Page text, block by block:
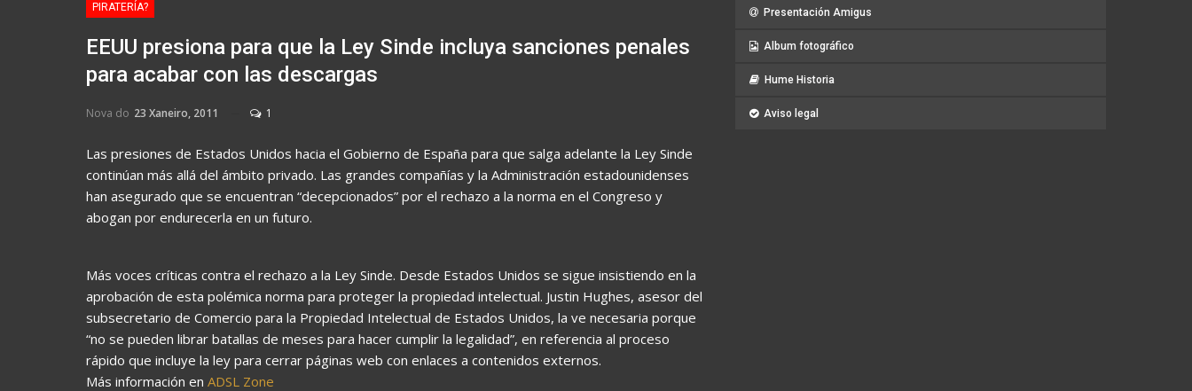
PIRATERÍA?
EEUU presiona para que la Ley Sinde incluya sanciones penales
para acabar con las descargas
Nova do 23 Xaneiro, 2011 1
Las presiones de Estados Unidos hacia el Gobierno de España para que salga adelante la Ley Sinde
continúan más allá del ámbito privado. Las grandes compañías y la Administración estadounidenses
han asegurado que se encuentran “decepcionados” por el rechazo a la norma en el Congreso y
abogan por endurecerla en un futuro.
Más voces críticas contra el rechazo a la Ley Sinde. Desde Estados Unidos se sigue insistiendo en la
aprobación de esta polémica norma para proteger la propiedad intelectual. Justin Hughes, asesor del
subsecretario de Comercio para la Propiedad Intelectual de Estados Unidos, la ve necesaria porque
“no se pueden librar batallas de meses para hacer cumplir la legalidad”, en referencia al proceso
rápido que incluye la ley para cerrar páginas web con enlaces a contenidos externos.
Más información en ADSL Zone
Presentación Amigus
Album fotográfico
Hume Historia
Aviso legal